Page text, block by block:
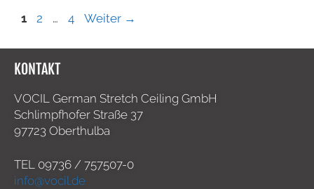
1 2 … 4 Weiter →
KONTAKT
VOCIL German Stretch Ceiling GmbH
Schlimpfhofer Straße 37
97723 Oberthulba
TEL 09736 / 757507-0
info@vocil.de